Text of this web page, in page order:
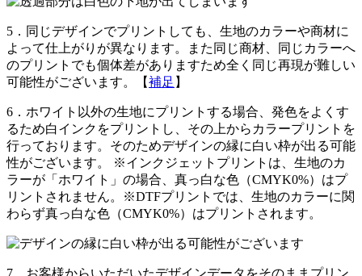
5． 同じデザインでプリントしても、生地のカラーや商材に
よって仕上がりが異なります。また同じ商材、同じカラーへ
のプリントでも個体差がありますため全く同じ再現が難しい
可能性がございます。【補足 】
6． ホワイト以外の生地にプリントする場合、発色をよくす
るため白インクをプリントし、その上からカラープリントを
行っております。そのためデザインの縁に白い枠が出る可能
性がございます。 ※インクジェットプリントは、生地のカ
ラーが「ホワイト」の場合、真っ白な色（CMYK0%）はプ
リントされません。※DTFプリントでは、生地のカラーに関
わらず真っ白な色（CMYK0%）はプリントされます。
7． お客様からいただいたデザインデータをそのままプリン